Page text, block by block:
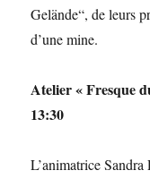
Gelände“, de leurs
d’une mine.
Atelier « Fresque
13:30
L’animatrice